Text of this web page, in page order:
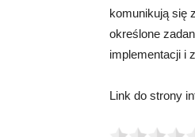
komunikują się
określone
implementacji i
Link do strony